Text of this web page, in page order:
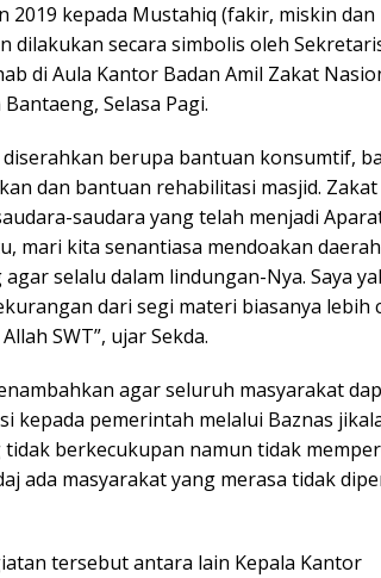
2019 kepada Mustahiq (fakir, miskin dan
dilakukan secara simbolis oleh
di Aula Kantor Badan Amil Zakat
Selasa Pagi.
berupa bantuan konsumtif,
dan bantuan rehabilitasi masjid.
saudara yang telah menjadi
mari kita senantiasa mendoakan
selalu dalam lindungan-Nya. Saya
dari segi materi biasanya lebih
SWT”, ujar Sekda.
agar seluruh masyarakat
kepada pemerintah melalui Baznas
tidak berkecukupan namun tidak
ada masyarakat yang merasa tidak
tersebut antara lain Kepala Kantor